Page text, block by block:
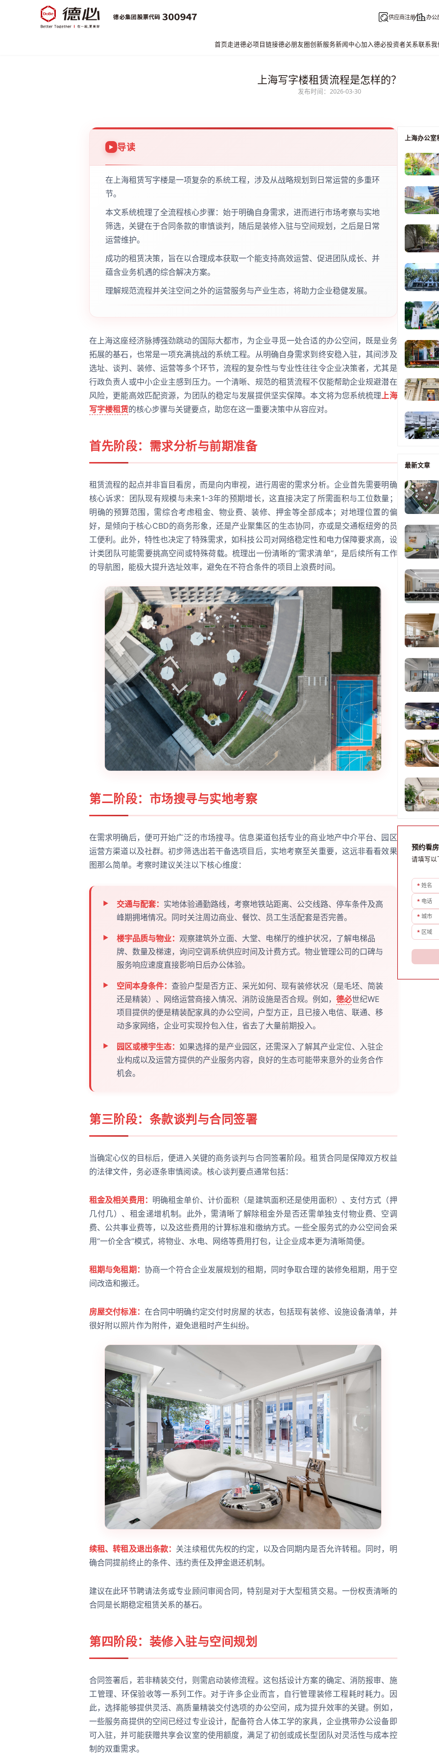
供应商注册 办公
首页走进德必项目链接德必朋友圈创新服务新闻中心加入德必投资者关系联系我
上海写字楼租赁流程是怎样的？
发布时间：2026-03-30
导读
在上海租赁写字楼是一项复杂的系统工程，涉及从战略规划到日常运营的多重环
节。
本文系统梳理了全流程核心步骤：始于明确自身需求，进而进行市场考察与实地
筛选，关键在于合同条款的审慎谈判，随后是装修入驻与空间规划，之后是日常
运营维护。
成功的租赁决策，旨在以合理成本获取一个能支持高效运营、促进团队成长、并
蕴含业务机遇的综合解决方案。
理解规范流程并关注空间之外的运营服务与产业生态，将助力企业稳健发展。
在上海这座经济脉搏强劲跳动的国际大都市，为企业寻觅一处合适的办公空间，既是业务
拓展的基石，也常是一项充满挑战的系统工程。从明确自身需求到终安稳入驻，其间涉及
选址、谈判、装修、运营等多个环节，流程的复杂性与专业性往往令企业决策者，尤其是
行政负责人或中小企业主感到压力。一个清晰、规范的租赁流程不仅能帮助企业规避潜在
风险，更能高效匹配资源，为团队的稳定与发展提供坚实保障。本文将为您系统梳理 上海
写字楼租赁的核心步骤与关键要点，助您在这一重要决策中从容应对。
首先阶段：需求分析与前期准备
租赁流程的起点并非盲目看房，而是向内审视，进行周密的需求分析。企业首先需要明确
核心诉求：团队现有规模与未来1-3年的预期增长，这直接决定了所需面积与工位数量；
明确的预算范围，需综合考虑租金、物业费、装修、押金等全部成本；对地理位置的偏
好，是倾向于核心CBD的商务形象，还是产业聚集区的生态协同，亦或是交通枢纽旁的员
工便利。此外，特性也决定了特殊需求，如科技公司对网络稳定性和电力保障要求高，设
计类团队可能需要挑高空间或特殊荷载。梳理出一份清晰的“需求清单”，是后续所有工作
的导航图，能极大提升选址效率，避免在不符合条件的项目上浪费时间。
第二阶段：市场搜寻与实地考察
在需求明确后，便可开始广泛的市场搜寻。信息渠道包括专业的商业地产中介平台、园区
运营方渠道以及社群。初步筛选出若干备选项目后，实地考察至关重要，这远非看看效果
图那么简单。考察时建议关注以下核心维度：
交通与配套： 实地体验通勤路线，考察地铁站距离、公交线路、停车条件及高
峰期拥堵情况。同时关注周边商业、餐饮、员工生活配套是否完善。
楼宇品质与物业： 观察建筑外立面、大堂、电梯厅的维护状况，了解电梯品
牌、数量及梯速，询问空调系统供应时间及计费方式。物业管理公司的口碑与
服务响应速度直接影响日后办公体验。
空间本身条件： 查验户型是否方正、采光如何、现有装修状况（是毛坯、简装
还是精装）、网络运营商接入情况、消防设施是否合规。例如， 德必世纪WE
项目提供的便是精装配家具的办公空间，户型方正，且已接入电信、联通、移
动多家网络，企业可实现拎包入住，省去了大量前期投入。
园区或楼宇生态： 如果选择的是产业园区，还需深入了解其产业定位、入驻企
业构成以及运营方提供的产业服务内容，良好的生态可能带来意外的业务合作
机会。
第三阶段：条款谈判与合同签署
当确定心仪的目标后，便进入关键的商务谈判与合同签署阶段。租赁合同是保障双方权益
的法律文件，务必逐条审慎阅读。核心谈判要点通常包括：
租金及相关费用： 明确租金单价、计价面积（是建筑面积还是使用面积）、支付方式（押
几付几）、租金递增机制。此外，需清晰了解除租金外是否还需单独支付物业费、空调
费、公共事业费等，以及这些费用的计算标准和缴纳方式。一些全服务式的办公空间会采
用“一价全含”模式，将物业、水电、网络等费用打包，让企业成本更为清晰简便。
租期与免租期： 协商一个符合企业发展规划的租期，同时争取合理的装修免租期，用于空
间改造和搬迁。
房屋交付标准： 在合同中明确约定交付时房屋的状态，包括现有装修、设施设备清单，并
很好附以照片作为附件，避免退租时产生纠纷。
续租、转租及退出条款： 关注续租优先权的约定，以及合同期内是否允许转租。同时，明
确合同提前终止的条件、违约责任及押金退还机制。
建议在此环节聘请法务或专业顾问审阅合同，特别是对于大型租赁交易。一份权责清晰的
合同是长期稳定租赁关系的基石。
第四阶段：装修入驻与空间规划
合同签署后，若非精装交付，则需启动装修流程。这包括设计方案的确定、消防报审、施
工管理、环保验收等一系列工作。对于许多企业而言，自行管理装修工程耗时耗力。因
此，选择能够提供灵活、高质量精装交付选项的办公空间，成为提升效率的关键。例如，
一些服务商提供的空间已经过专业设计，配备符合人体工学的家具，企业携带办公设备即
可入驻，并可能获赠共享会议室的使用额度，满足了初创或成长型团队对灵活性与成本控
制的双重需求。
上海办公室
最新文章
预约看房
请填写以
* 姓名
* 电话
* 城市
* 区域